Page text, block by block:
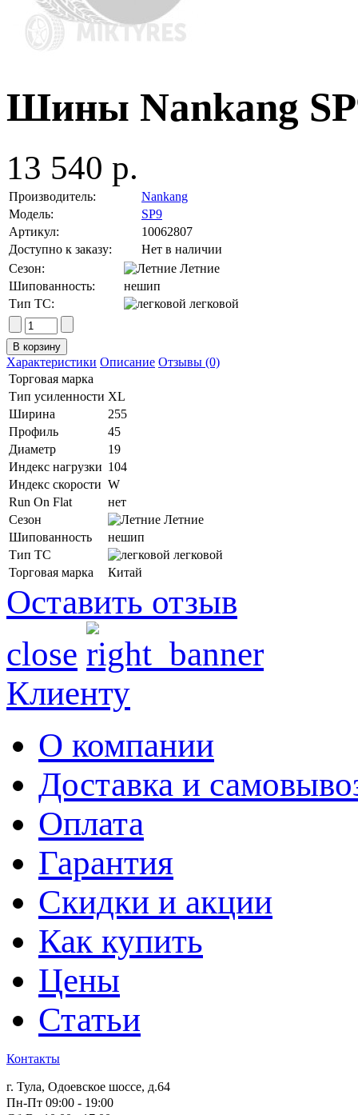
Шины Nankang
13 540 р.
Производитель:
Nankang
Модель:
SP9
Артикул:
10062807
Доступно к заказу:
Нет в наличии
Сезон:
Летние
Шипованность:
нешип
Тип ТС:
легковой
Характеристики Описание Отзывы (0)
Торговая марка
Тип усиленности XL
Ширина
255
Профиль
45
Диаметр
19
Индекс нагрузки 104
Индекс скорости W
Run On Flat
нет
Сезон
Летние
Шипованность
нешип
Тип ТС
легковой
Торговая марка
Китай
Оставить отзыв
close
Клиенту
О компании
Доставка и
Оплата
Гарантия
Скидки и акции
Как купить
Цены
Статьи
Контакты
г. Тула, Одоевское шоссе, д.64
Пн-Пт 09:00 - 19:00